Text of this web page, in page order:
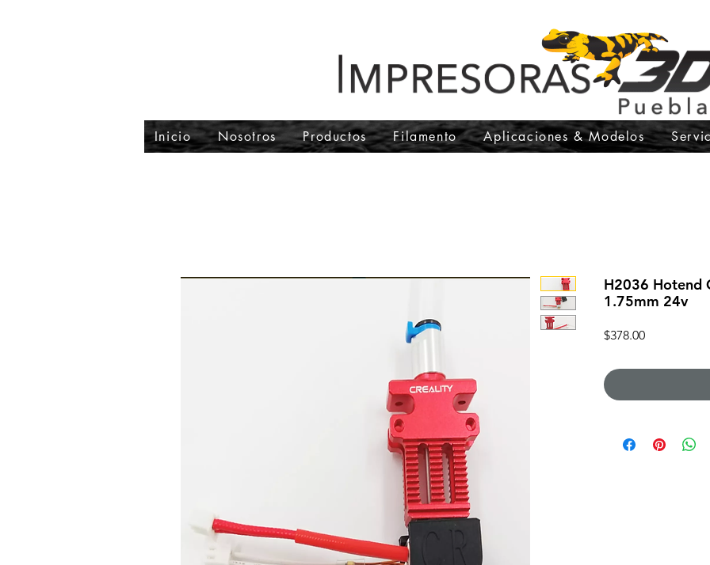
Inicio Nosotros Productos Filamento Aplicaciones & Modelos
H2036 Hotend
1.75mm 24v
$378.00Precio